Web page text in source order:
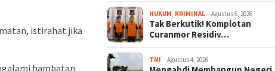
istirahat jika
hambatan
HUKUM KRIMINAL Agustus 6, 2026
Tak Berkutik! Komplotan
Curanmor Residiv…
TNI Agustus 4, 2026